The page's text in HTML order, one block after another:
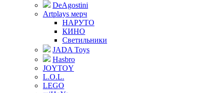
DeAgostini
Artplays мерч
НАРУТО
КИНО
Светильники
JADA Toys
Hasbro
JOYTOY
L.O.L.
LEGO